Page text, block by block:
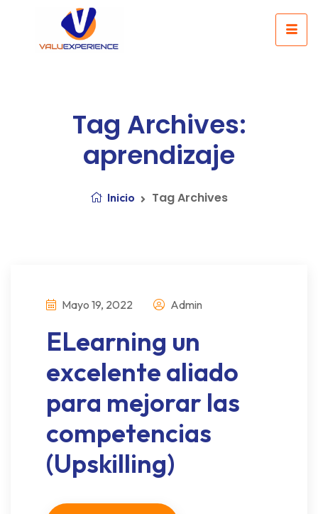
Tag Archives:
aprendizaje
Inicio Tag Archives
Mayo 19, 2022 Admin
ELearning un
excelente aliado
para mejorar las
competencias
(Upskilling)